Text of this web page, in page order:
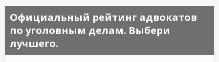
Официальный рейтинг адвокатов
по уголовным делам. Выбери
лучшего.